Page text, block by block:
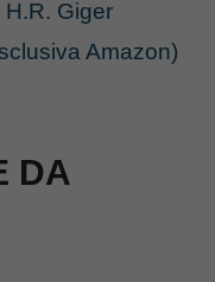
Giger
Amazon)
DA